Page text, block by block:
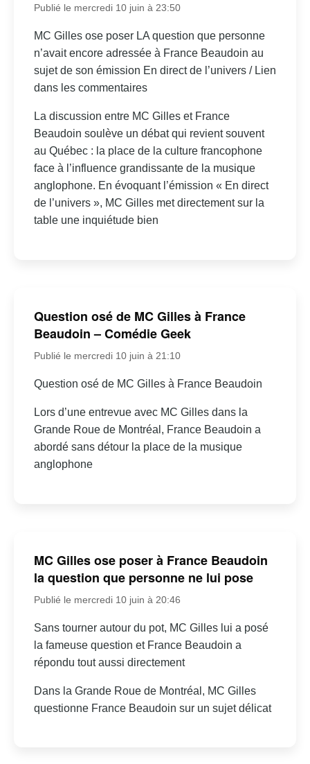
Publié le mercredi 10 juin à 23:50
MC Gilles ose poser LA question que personne
n’avait encore adressée à France Beaudoin au
sujet de son émission En direct de l’univers / Lien
dans les commentaires
La discussion entre MC Gilles et France
Beaudoin soulève un débat qui revient souvent
au Québec : la place de la culture francophone
face à l’influence grandissante de la musique
anglophone. En évoquant l’émission « En direct
de l’univers », MC Gilles met directement sur la
table une inquiétude bien
Question osé de MC Gilles à France
Beaudoin – Comédie Geek
Publié le mercredi 10 juin à 21:10
Question osé de MC Gilles à France Beaudoin
Lors d’une entrevue avec MC Gilles dans la
Grande Roue de Montréal, France Beaudoin a
abordé sans détour la place de la musique
anglophone
MC Gilles ose poser à France Beaudoin
la question que personne ne lui pose
Publié le mercredi 10 juin à 20:46
Sans tourner autour du pot, MC Gilles lui a posé
la fameuse question et France Beaudoin a
répondu tout aussi directement
Dans la Grande Roue de Montréal, MC Gilles
questionne France Beaudoin sur un sujet délicat